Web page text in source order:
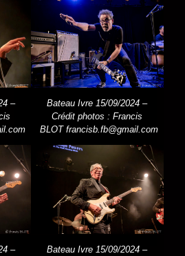
–
Bateau Ivre 15/09/2024 –
Crédit photos : Francis
BLOT francisb.fb@gmail.com
–
Bateau Ivre 15/09/2024 –